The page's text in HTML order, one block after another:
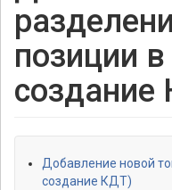
позиции
создание
Добавление новой
создание КДТ)